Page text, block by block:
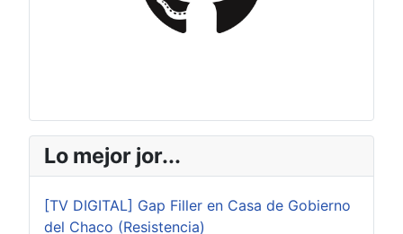
Lo mejor jor...
[TV DIGITAL] Gap Filler en Casa de Gobierno
del Chaco (Resistencia)